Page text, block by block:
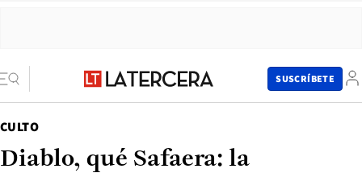
SUSCRÍBETE
CULTO
Diablo, qué Safaera: la